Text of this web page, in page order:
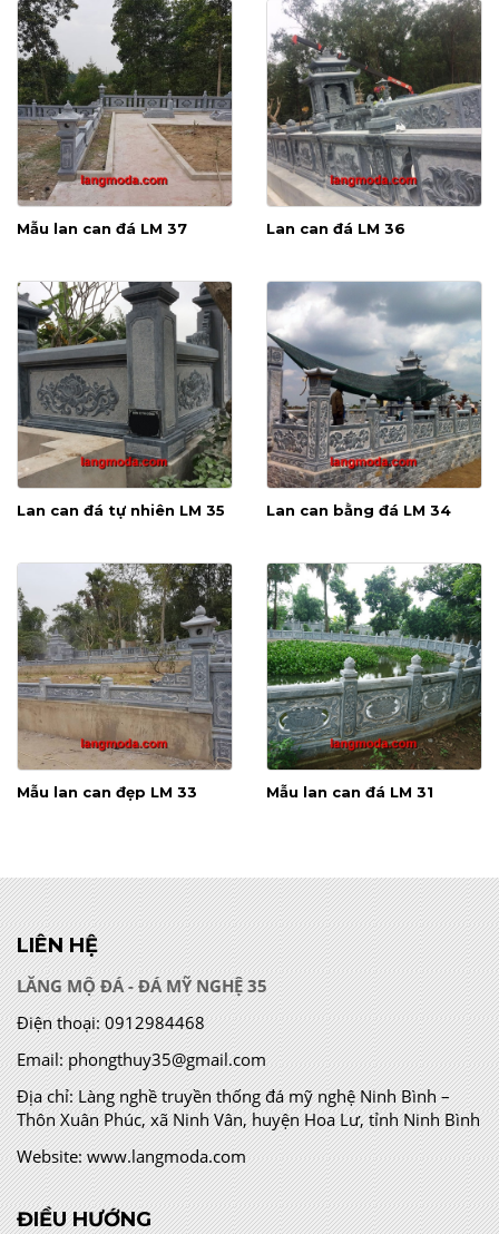
Mẫu lan can đá LM 37 Lan can đá LM 36
Lan can đá tự nhiên LM 35 Lan can bằng đá LM 34
Mẫu lan can đẹp LM 33 Mẫu lan can đá LM 31
LIÊN HỆ
LĂNG MỘ ĐÁ - ĐÁ MỸ NGHỆ 35
Điện thoại: 0912984468
Email: phongthuy35@gmail.com
Địa chỉ:Làng nghề truyền thống đá mỹ nghệ Ninh Bình –
Thôn Xuân Phúc, xã Ninh Vân, huyện Hoa Lư, tỉnh Ninh Bình
Website: www.langmoda.com
ĐIỀU HƯỚNG